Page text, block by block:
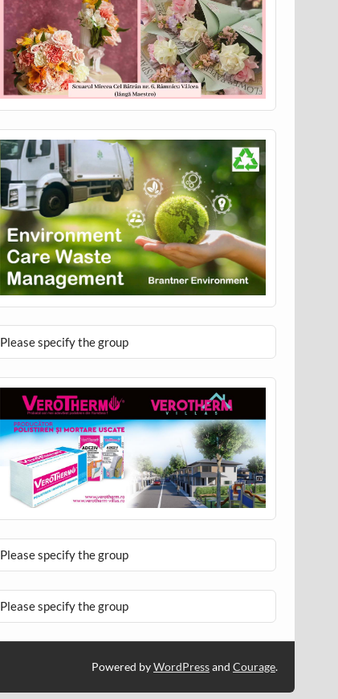
Please specify the group
Please specify the group
Please specify the group
Powered byWordPressand Courage.